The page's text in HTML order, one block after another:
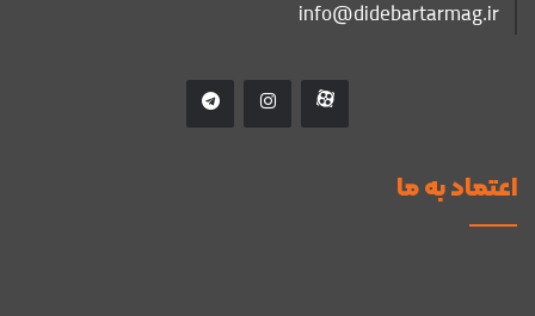
info@didebartarmag.ir
اعتماد به ما